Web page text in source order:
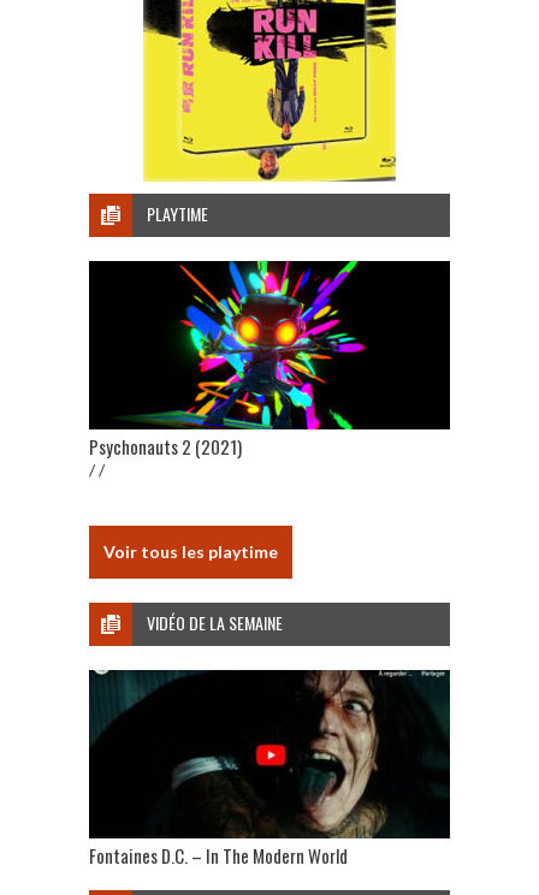
PLAYTIME
Psychonauts 2 (2021)
/ /
Voir tous les playtime
VIDÉO DE LA SEMAINE
Fontaines D.C. – In The Modern World